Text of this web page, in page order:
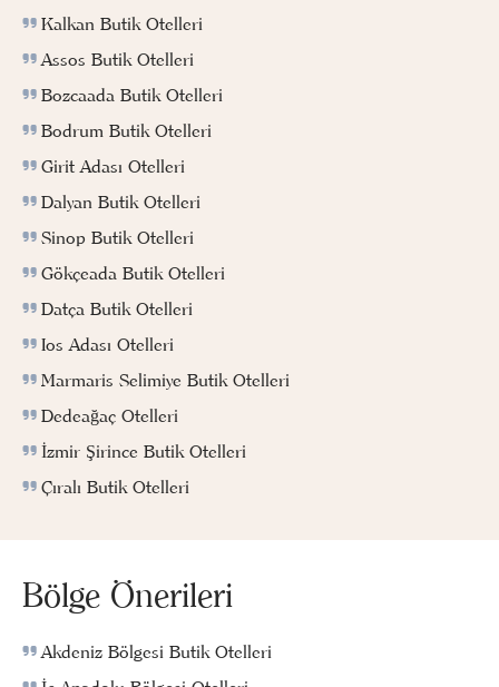
Kalkan Butik Otelleri
Assos Butik Otelleri
Bozcaada Butik Otelleri
Bodrum Butik Otelleri
Girit Adası Otelleri
Dalyan Butik Otelleri
Sinop Butik Otelleri
Gökçeada Butik Otelleri
Datça Butik Otelleri
Ios Adası Otelleri
Marmaris Selimiye Butik Otelleri
Dedeağaç Otelleri
İzmir Şirince Butik Otelleri
Çıralı Butik Otelleri
Bölge Önerileri
Akdeniz Bölgesi Butik Otelleri